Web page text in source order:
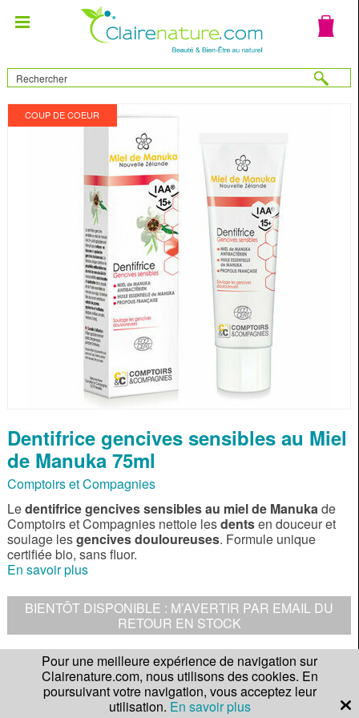
COUP DE COEUR
Dentifrice gencives sensibles au Miel
de Manuka 75ml
Comptoirs et Compagnies
Ledentifrice gencives sensibles au miel de Manukade
Comptoirs et Compagnies nettoie lesdentsen douceur et
soulage lesgencives douloureuses. Formule unique
certifiée bio, sans fluor.
En savoir plus
BIENTÔT DISPONIBLE : M’AVERTIR PAR EMAIL DU
RETOUR EN STOCK
DESCRIPTION
COMPOSITION
Pour une meilleure expérience de navigation sur
Clairenature.com, nous utilisons des cookies. En
poursuivant votre navigation, vous acceptez leur
utilisation. En savoir plus